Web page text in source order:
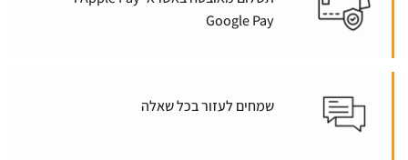
Google Pay
שמחים לעזור בכל שאלה